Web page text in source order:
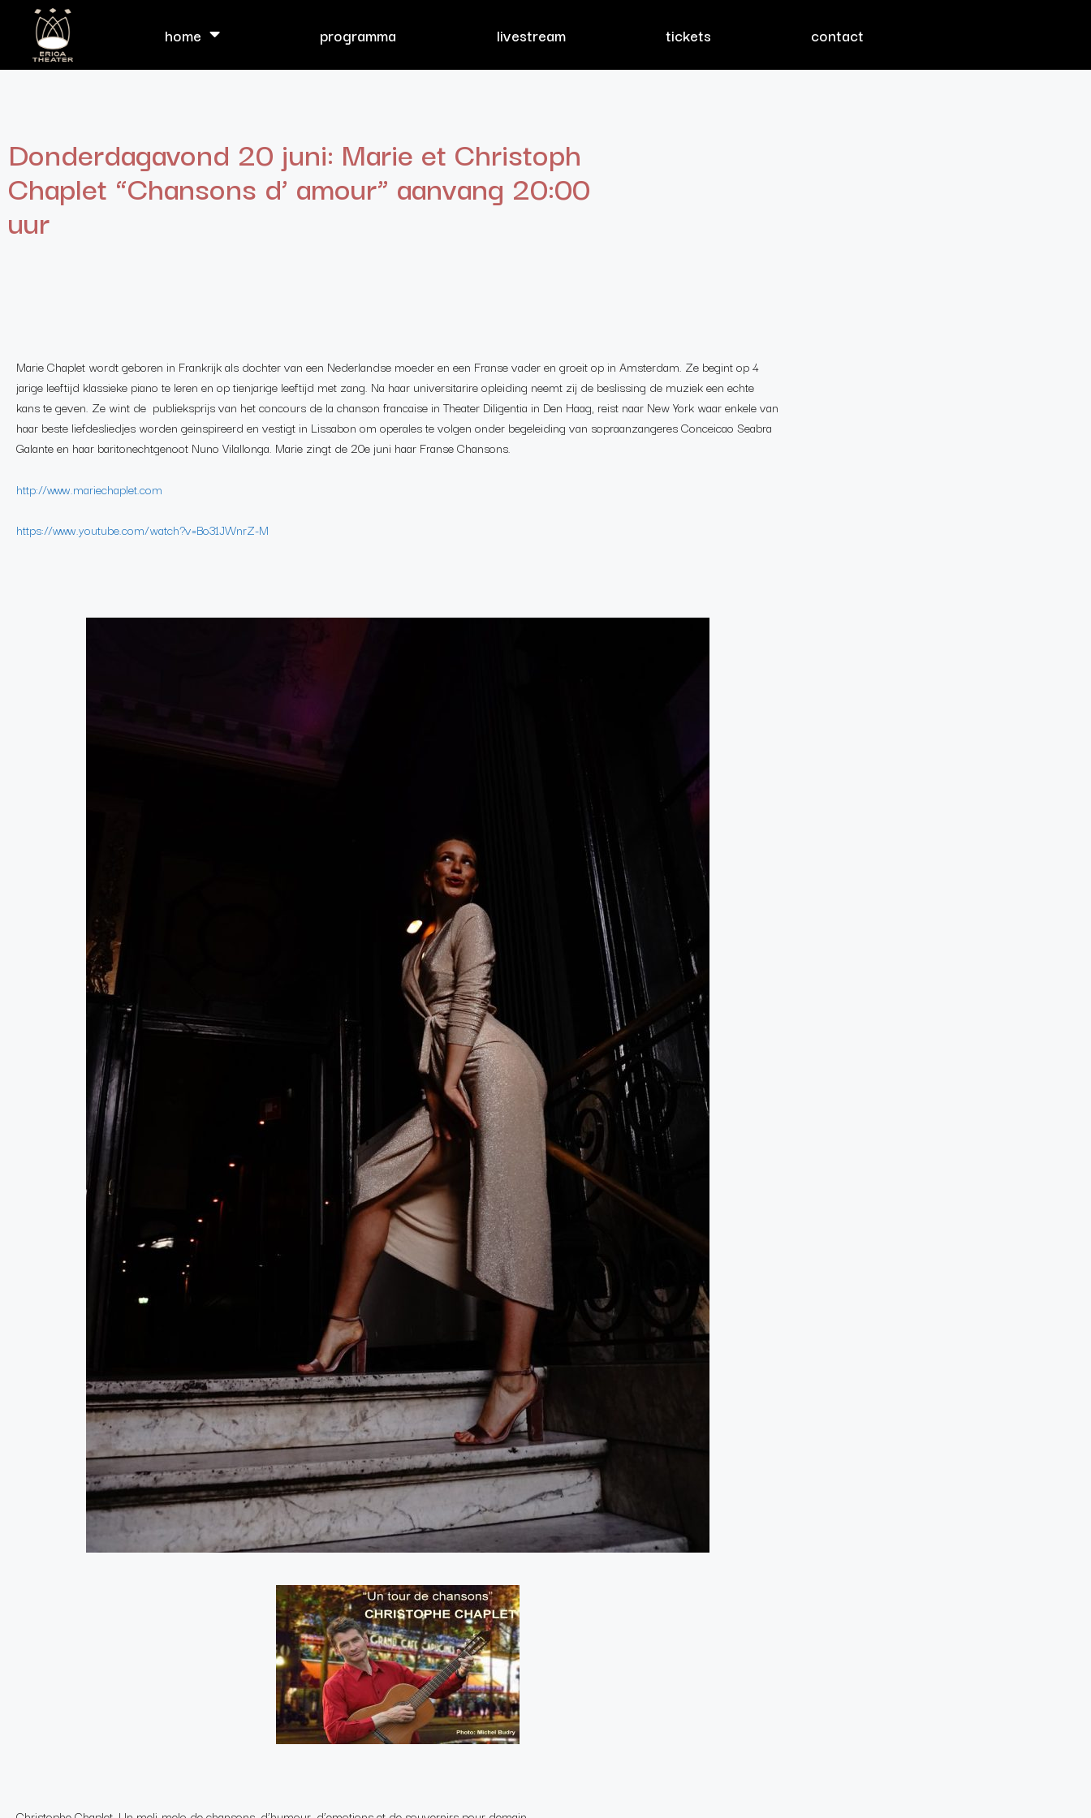
home programma livestream tickets contact
Donderdagavond 20 juni: Marie et Christoph
Chaplet “Chansons d’ amour” aanvang 20:00
uur
Marie Chaplet wordt geboren in Frankrijk als dochter van een Nederlandse moeder en een Franse vader en groeit op in Amsterdam. Ze begint op 4
jarige leeftijd klassieke piano te leren en op tienjarige leeftijd met zang. Na haar universitarire opleiding neemt zij de beslissing de muziek een echte
kans te geven. Ze wint de publieksprijs van het concours de la chanson francaise in Theater Diligentia in Den Haag, reist naar New York waar enkele van
haar beste liefdesliedjes worden geinspireerd en vestigt in Lissabon om operales te volgen onder begeleiding van sopraanzangeres Conceicao Seabra
Galante en haar baritonechtgenoot Nuno Vilallonga. Marie zingt de 20e juni haar Franse Chansons.
http://www.mariechaplet.com
https://www.youtube.com/watch?v=Bo31JWnrZ-M